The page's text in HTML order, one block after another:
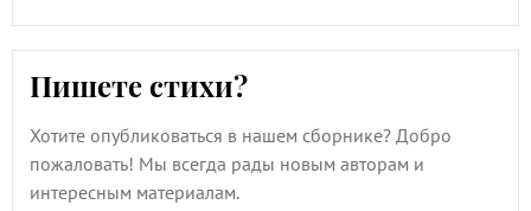
Пишете стихи?
Хотите опубликоваться в нашем сборнике? Добро
пожаловать! Мы всегда рады новым авторам и
интересным материалам.